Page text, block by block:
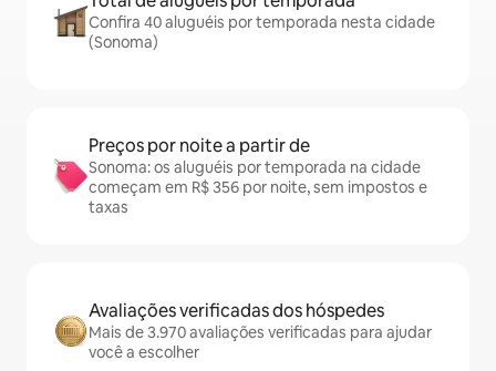
Confira 40 aluguéis por temporada nesta cidade
(Sonoma)
Preços por noite a partir de
Sonoma: os aluguéis por temporada na cidade
começam em R$ 356 por noite, sem impostos e
taxas
Avaliações verificadas dos hóspedes
Mais de 3.970 avaliações verificadas para ajudar
você a escolher